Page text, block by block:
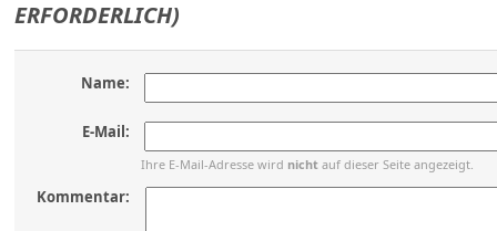
ERFORDERLICH)
Name:
E-Mail:
Ihre E-Mail-Adresse wird nicht auf dieser Seite angezeigt.
Kommentar: